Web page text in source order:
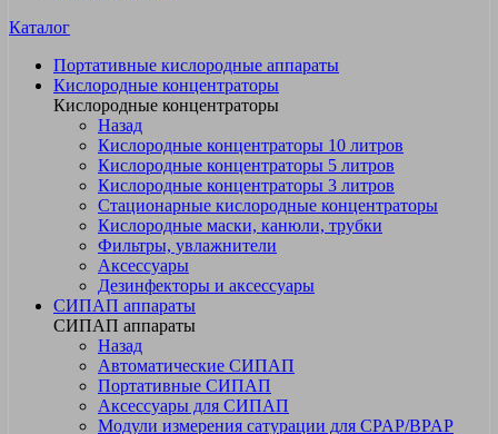
Каталог
Портативные кислородные аппараты
Кислородные концентраторы
Кислородные концентраторы
Назад
Кислородные концентраторы 10 литров
Кислородные концентраторы 5 литров
Кислородные концентраторы 3 литров
Стационарные кислородные концентраторы
Кислородные маски, канюли, трубки
Фильтры, увлажнители
Аксессуары
Дезинфекторы и аксессуары
СИПАП аппараты
СИПАП аппараты
Назад
Автоматические СИПАП
Портативные СИПАП
Аксессуары для СИПАП
Модули измерения сатурации для CPAP/BPAP